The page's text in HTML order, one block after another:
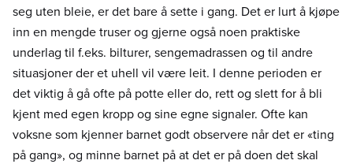
seg uten bleie, er det bare å sette i gang. Det er lurt å kjøpe
inn en mengde truser og gjerne også noen praktiske
underlag til f.eks. bilturer, sengemadrassen og til andre
situasjoner der et uhell vil være leit. I denne perioden er
det viktig å gå ofte på potte eller do, rett og slett for å bli
kjent med egen kropp og sine egne signaler. Ofte kan
voksne som kjenner barnet godt observere når det er «ting
på gang», og minne barnet på at det er på doen det skal